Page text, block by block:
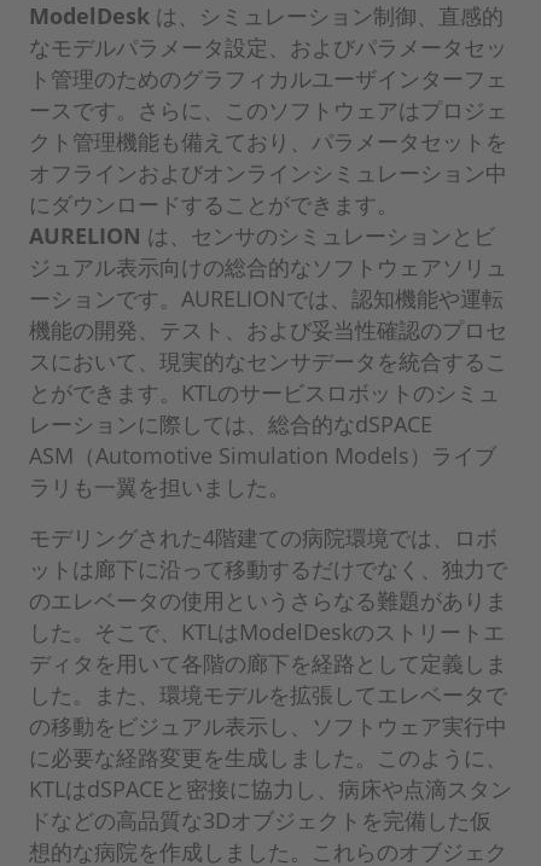
ModelDesk は、シミュレーション制御、直感的
なモデルパラメータ設定、およびパラメータセッ
ト管理のためのグラフィカルユーザインターフェ
ースです。さらに、このソフトウェアはプロジェ
クト管理機能も備えており、パラメータセットを
オフラインおよびオンラインシミュレーション中
にダウンロードすることができます。
AURELION は、センサのシミュレーションとビ
ジュアル表示向けの総合的なソフトウェアソリュ
ーションです。AURELIONでは、認知機能や運転
機能の開発、テスト、および妥当性確認のプロセ
スにおいて、現実的なセンサデータを統合するこ
とができます。KTLのサービスロボットのシミュ
レーションに際しては、総合的なdSPACE
ASM（Automotive Simulation Models）ライブ
ラリも一翼を担いました。
モデリングされた4階建ての病院環境では、ロボ
ットは廊下に沿って移動するだけでなく、独力で
のエレベータの使用というさらなる難題がありま
した。そこで、KTLはModelDeskのストリートエ
ディタを用いて各階の廊下を経路として定義しま
した。また、環境モデルを拡張してエレベータで
の移動をビジュアル表示し、ソフトウェア実行中
に必要な経路変更を生成しました。このように、
KTLはdSPACEと密接に協力し、病床や点滴スタン
ドなどの高品質な3Dオブジェクトを完備した仮
想的な病院を作成しました。これらのオブジェク